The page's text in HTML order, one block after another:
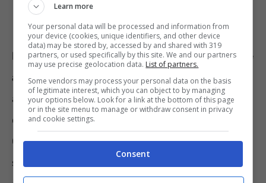
Nuove sostanze sono state aggiunte anche
all’antimicrobico armonizzato, tra cui
amikacina per Salmonella ed E. coli, e
cloramfenicolo ed ertapenem per
Campylobacter spp. Sempredal 2021, il
sequenziamento dell’intero genoma (WGS)
Learn more
Your personal data will be processed and information from
your device (cookies, unique identifiers, and other device
data) may be stored by, accessed by and shared with 319
partners, or used specifically by this site. We and our partners
may use precise geolocation data. List of partners.
Some vendors may process your personal data on the basis
of legitimate interest, which you can object to by managing
your options below. Look for a link at the bottom of this page
or in the site menu to manage or withdraw consent in privacy
and cookie settings.
Consent